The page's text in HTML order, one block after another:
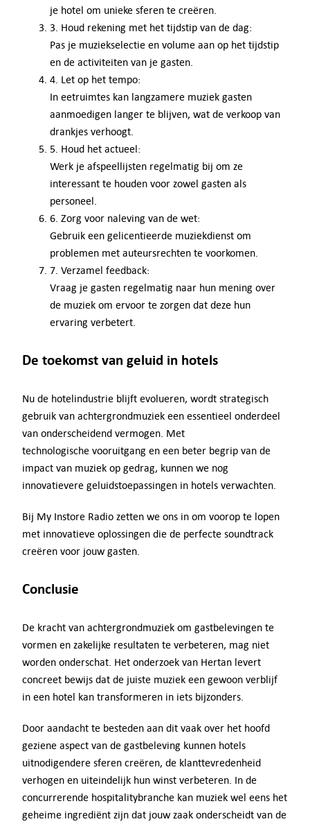
je hotel om unieke sferen te creëren.
3. Houd rekening met het tijdstip van de dag:
Pas je muziekselectie en volume aan op het tijdstip
en de activiteiten van je gasten.
4. Let op het tempo:
In eetruimtes kan langzamere muziek gasten
aanmoedigen langer te blijven, wat de verkoop van
drankjes verhoogt.
5. Houd het actueel:
Werk je afspeellijsten regelmatig bij om ze
interessant te houden voor zowel gasten als
personeel.
6. Zorg voor naleving van de wet:
Gebruik een gelicentieerde muziekdienst om
problemen met auteursrechten te voorkomen.
7. Verzamel feedback:
Vraag je gasten regelmatig naar hun mening over
de muziek om ervoor te zorgen dat deze hun
ervaring verbetert.
De toekomst van geluid in hotels
Nu de hotelindustrie blijft evolueren, wordt strategisch
gebruik van achtergrondmuziek een essentieel onderdeel
van onderscheidend vermogen. Met
technologische vooruitgang en een beter begrip van de
impact van muziek op gedrag, kunnen we nog
innovatievere geluidstoepassingen in hotels verwachten.
Bij My Instore Radio zetten we ons in om voorop te lopen
met innovatieve oplossingen die de perfecte soundtrack
creëren voor jouw gasten.
Conclusie
De kracht van achtergrondmuziek om gastbelevingen te
vormen en zakelijke resultaten te verbeteren, mag niet
worden onderschat. Het onderzoek van Hertan levert
concreet bewijs dat de juiste muziek een gewoon verblijf
in een hotel kan transformeren in iets bijzonders.
Door aandacht te besteden aan dit vaak over het hoofd
geziene aspect van de gastbeleving kunnen hotels
uitnodigendere sferen creëren, de klanttevredenheid
verhogen en uiteindelijk hun winst verbeteren. In de
concurrerende hospitalitybranche kan muziek wel eens het
geheime ingrediënt zijn dat jouw zaak onderscheidt van de